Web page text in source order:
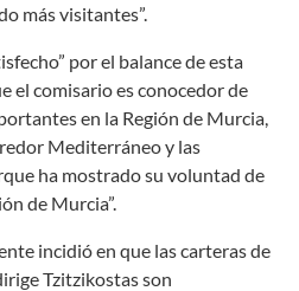
más visitantes”.
por el balance de esta
el comisario es conocedor de
en la Región de Murcia,
Mediterráneo y las
ha mostrado su voluntad de
de Murcia”.
incidió en que las carteras de
Tzitzikostas son